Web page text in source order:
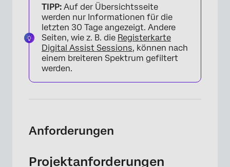
TIPP: Auf der Übersichtsseite
werden nur Informationen für die
letzten 30 Tage angezeigt. Andere
Seiten, wie z. B. die Registerkarte
Digital Assist Sessions, können nach
einem breiteren Spektrum gefiltert
werden.
Anforderungen
Projektanforderungen